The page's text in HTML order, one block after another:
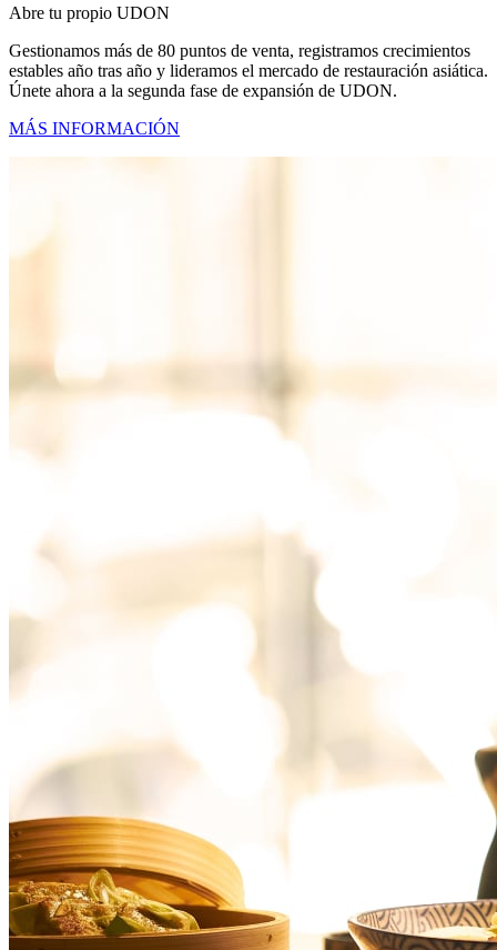
Abre tu propio UDON
Gestionamos más de 80 puntos de venta, registramos crecimientos
estables año tras año y lideramos el mercado de restauración asiática.
Únete ahora a la segunda fase de expansión de UDON.
MÁS INFORMACIÓN